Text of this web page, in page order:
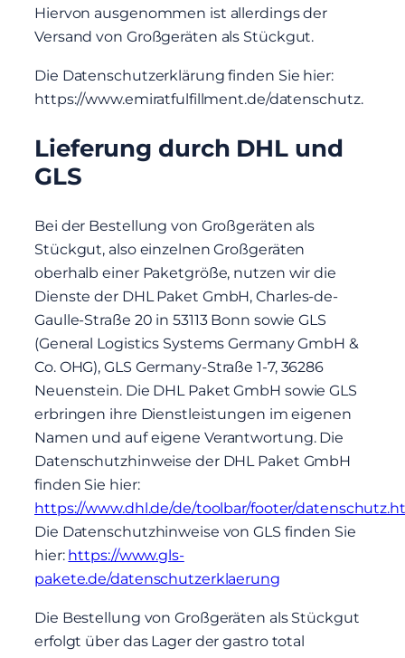
Hiervon ausgenommen ist allerdings der
Versand von Großgeräten als Stückgut.
Die Datenschutzerklärung finden Sie hier:
https://www.emiratfulfillment.de/datenschutz.
Lieferung durch DHL und
GLS
Bei der Bestellung von Großgeräten als
Stückgut, also einzelnen Großgeräten
oberhalb einer Paketgröße, nutzen wir die
Dienste der DHL Paket GmbH, Charles-de-
Gaulle-Straße 20 in 53113 Bonn sowie GLS
(General Logistics Systems Germany GmbH &
Co. OHG), GLS Germany-Straße 1-7, 36286
Neuenstein. Die DHL Paket GmbH sowie GLS
erbringen ihre Dienstleistungen im eigenen
Namen und auf eigene Verantwortung. Die
Datenschutzhinweise der DHL Paket GmbH
finden Sie hier:
https://www.dhl.de/de/toolbar/footer/
Die Datenschutzhinweise von GLS finden Sie
hier: https://www.gls-
pakete.de/datenschutzerklaerung
Die Bestellung von Großgeräten als Stückgut
erfolgt über das Lager der gastro total